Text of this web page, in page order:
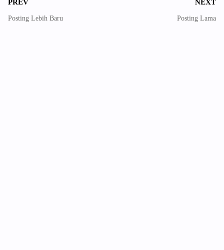
PREV
Posting Lebih Baru
NEXT
Posting Lama